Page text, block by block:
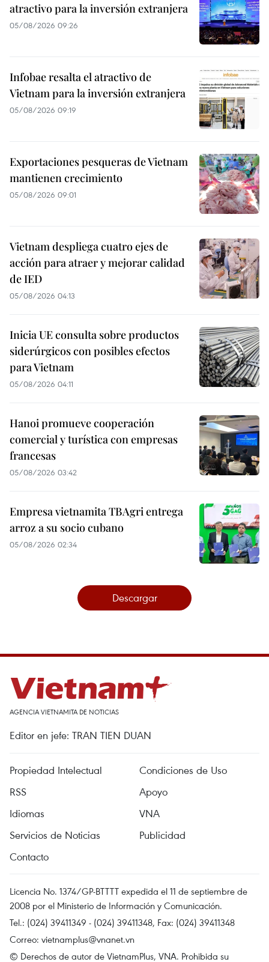
atractivo para la inversión extranjera
05/08/2026 09:26
Infobae resalta el atractivo de
Vietnam para la inversión extranjera
05/08/2026 09:19
Exportaciones pesqueras de Vietnam
mantienen crecimiento
05/08/2026 09:01
Vietnam despliega cuatro ejes de
acción para atraer y mejorar calidad
de IED
05/08/2026 04:13
Inicia UE consulta sobre productos
siderúrgicos con posibles efectos
para Vietnam
05/08/2026 04:11
Hanoi promueve cooperación
comercial y turística con empresas
francesas
05/08/2026 03:42
Empresa vietnamita TBAgri entrega
arroz a su socio cubano
05/08/2026 02:34
Descargar
AGENCIA VIETNAMITA DE NOTICIAS
Editor en jefe: TRAN TIEN DUAN
Propiedad Intelectual
Condiciones de Uso
RSS
Apoyo
Idiomas
VNA
Servicios de Noticias
Publicidad
Contacto
Licencia No. 1374/GP-BTTTT expedida el 11 de septiembre de
2008 por el Ministerio de Información y Comunicación.
Tel.: (024) 39411349 - (024) 39411348, Fax: (024) 39411348
Correo: vietnamplus@vnanet.vn
© Derechos de autor de VietnamPlus, VNA. Prohibida su